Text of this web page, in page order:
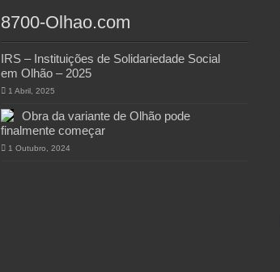
8700-Olhao.com
IRS – Instituições de Solidariedade Social
em Olhão – 2025
1 Abril, 2025
Obra da variante de Olhão pode
finalmente começar
1 Outubro, 2024